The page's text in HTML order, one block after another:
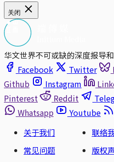
关闭
华文世界不可或缺的深度报导
Facebook
Twitter
Github
Instagram
Pinterest
Reddit
Whatsapp
Youtube
关于我们
联络
常见问题
版权